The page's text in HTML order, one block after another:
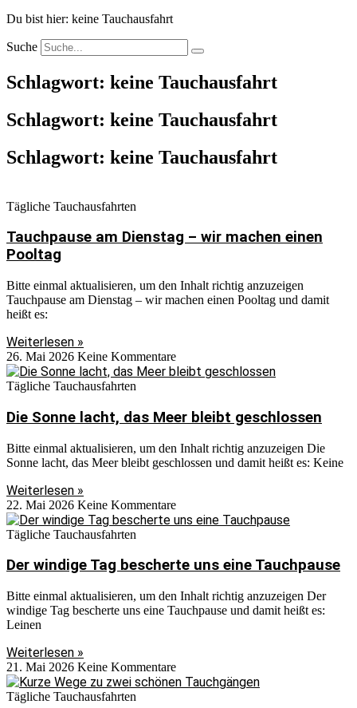
Du bist hier: keine Tauchausfahrt
Suche
Schlagwort: keine Tauchausfahrt
Schlagwort: keine Tauchausfahrt
Schlagwort: keine Tauchausfahrt
Tägliche Tauchausfahrten
Tauchpause am Dienstag – wir machen einen
Pooltag
Bitte einmal aktualisieren, um den Inhalt richtig anzuzeigen
Tauchpause am Dienstag – wir machen einen Pooltag und damit
heißt es:
Weiterlesen »
26. Mai 2026 Keine Kommentare
Tägliche Tauchausfahrten
Die Sonne lacht, das Meer bleibt geschlossen
Bitte einmal aktualisieren, um den Inhalt richtig anzuzeigen Die
Sonne lacht, das Meer bleibt geschlossen und damit heißt es: Keine
Weiterlesen »
22. Mai 2026 Keine Kommentare
Tägliche Tauchausfahrten
Der windige Tag bescherte uns eine Tauchpause
Bitte einmal aktualisieren, um den Inhalt richtig anzuzeigen Der
windige Tag bescherte uns eine Tauchpause und damit heißt es:
Leinen
Weiterlesen »
21. Mai 2026 Keine Kommentare
Tägliche Tauchausfahrten